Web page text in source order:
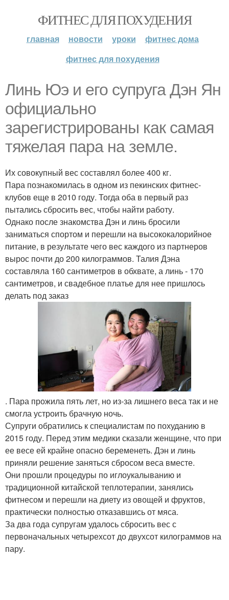
ФИТНЕС ДЛЯ ПОХУДЕНИЯ
главная новости уроки
фитнес дома
фитнес для похудения
Линь Юэ и его супруга Дэн Ян
официально
зарегистрированы как самая
тяжелая пара на земле.
Их совокупный вес составлял более 400 кг.
Пара познакомилась в одном из пекинских фитнес-
клубов еще в 2010 году. Тогда оба в первый раз
пытались сбросить вес, чтобы найти работу.
Однако после знакомства Дэн и линь бросили
заниматься спортом и перешли на высококалорийное
питание, в результате чего вес каждого из партнеров
вырос почти до 200 килограммов. Талия Дэна
составляла 160 сантиметров в обхвате, а линь - 170
сантиметров, и свадебное платье для нее пришлось
делать под заказ
. Пара прожила пять лет, но из-за лишнего веса так и не
смогла устроить брачную ночь.
Супруги обратились к специалистам по похуданию в
2015 году. Перед этим медики сказали женщине, что при
ее весе ей крайне опасно беременеть. Дэн и линь
приняли решение заняться сбросом веса вместе.
Они прошли процедуры по иглоукалыванию и
традиционной китайской теплотерапии, занялись
фитнесом и перешли на диету из овощей и фруктов,
практически полностью отказавшись от мяса.
За два года супругам удалось сбросить вес с
первоначальных четырехсот до двухсот килограммов на
пару.